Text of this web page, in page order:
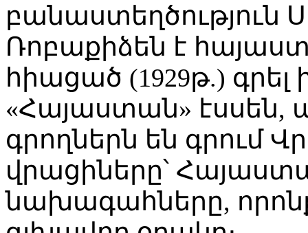
բանաստեղծություն
Ռոբաքիձեն է
հիացած (1929թ.)
«Հայաստան» էսսեն,
գրողներն են գրում
վրացիները՝
նախագահները,